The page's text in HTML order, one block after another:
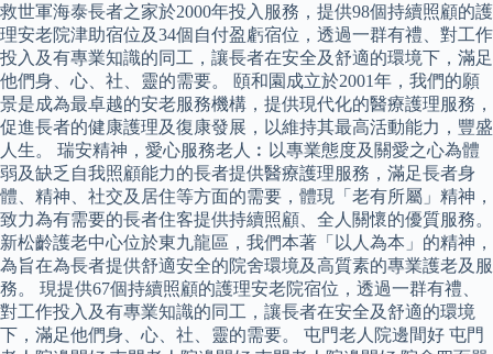
救世軍海泰長者之家於2000年投入服務，提供98個持續照顧的護
理安老院津助宿位及34個自付盈虧宿位，透過一群有禮、對工作
投入及有專業知識的同工，讓長者在安全及舒適的環境下，滿足
他們身、心、社、靈的需要。 頤和園成立於2001年，我們的願
景是成為最卓越的安老服務機構，提供現代化的醫療護理服務，
促進長者的健康護理及復康發展，以維持其最高活動能力，豐盛
人生。 瑞安精神，愛心服務老人︰以專業態度及關愛之心為體
弱及缺乏自我照顧能力的長者提供醫療護理服務，滿足長者身
體、精神、社交及居住等方面的需要，體現「老有所屬」精神，
致力為有需要的長者住客提供持續照顧、全人關懷的優質服務。
新松齡護老中心位於東九龍區，我們本著「以人為本」的精神，
為旨在為長者提供舒適安全的院舍環境及高質素的專業護老及服
務。 現提供67個持續照顧的護理安老院宿位，透過一群有禮、
對工作投入及有專業知識的同工，讓長者在安全及舒適的環境
下，滿足他們身、心、社、靈的需要。 屯門老人院邊間好 屯門